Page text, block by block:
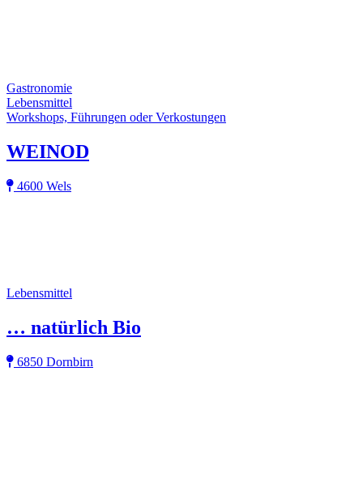
Gastronomie
Lebensmittel
Workshops, Führungen oder Verkostungen
WEINOD
4600 Wels
Lebensmittel
… natürlich Bio
6850 Dornbirn